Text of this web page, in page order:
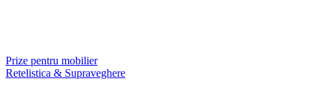
Prize pentru mobilier
Retelistica & Supraveghere